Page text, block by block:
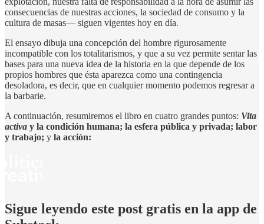
consecuencias de nuestras acciones, la sociedad de consumo y la
cultura de masas— siguen vigentes hoy en día.
El ensayo dibuja una concepción del hombre rigurosamente
incompatible con los totalitarismos, y que a su vez permite sentar las
bases para una nueva idea de la historia en la que depende de los
propios hombres que ésta aparezca como una contingencia
desoladora, es decir, que en cualquier momento podemos regresar a
la barbarie.
A continuación, resumiremos el libro en cuatro grandes puntos: Vita
activa y la condición humana; la esfera pública y privada; labor
y trabajo; y la acción:
Sigue leyendo este post gratis en la app de